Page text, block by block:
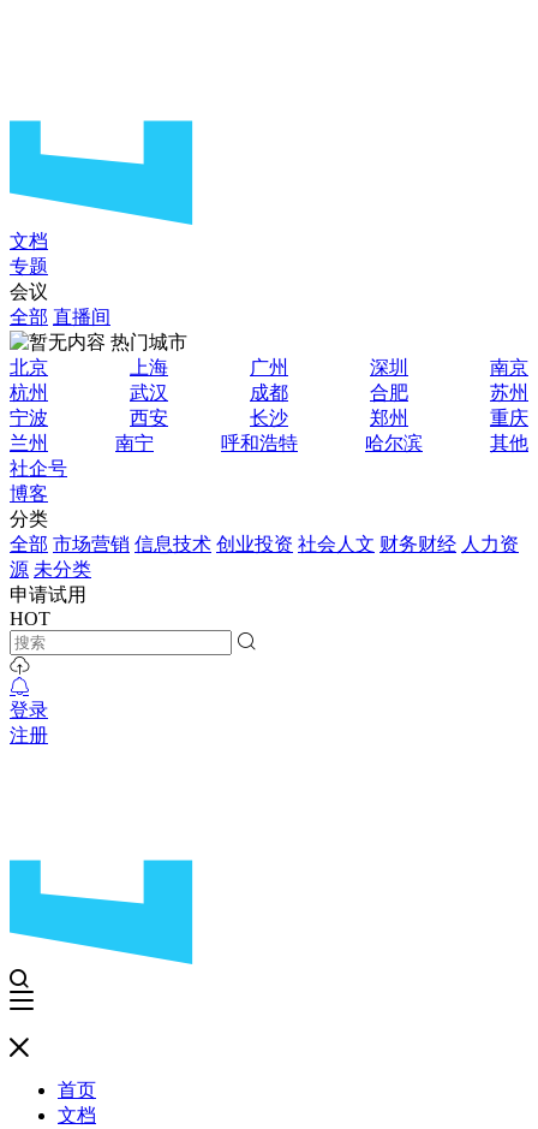
文档
专题
会议
全部 直播间
热门城市
北京
上海 广州 深圳
南京
杭州
武汉 成都 合肥
苏州
宁波
西安 长沙 郑州
重庆
兰州
南宁 呼和浩特 哈尔滨
其他
社企号
博客
分类
全部 市场营销 信息技术 创业投资 社会人文 财务财经 人力资
源 未分类
申请试用
HOT
登录
注册
首页
文档